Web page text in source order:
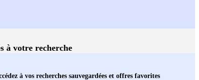
à votre recherche
à vos recherches sauvegardées et offres favorites